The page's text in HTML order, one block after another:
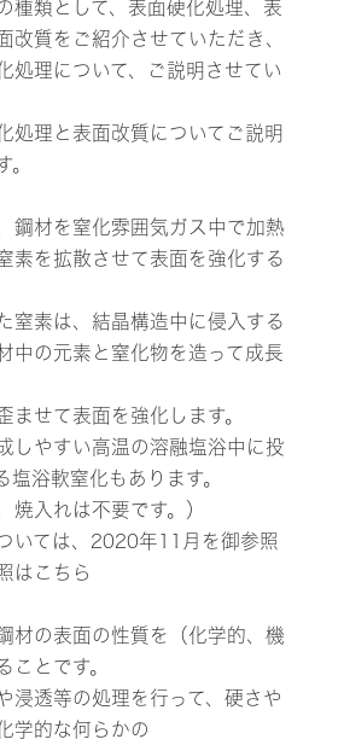
種類として、表面硬化処理、表
改質をご紹介させていただき、
処理について、ご説明させてい
処理と表面改質についてご説明
。
鋼材を窒化雰囲気ガス中で加熱
素を拡散させて表面を強化する
窒素は、結晶構造中に侵入する
中の元素と窒化物を造って成長
ませて表面を強化します。
しやすい高温の溶融塩浴中に投
塩浴軟窒化もあります。
焼入れは不要です。）
いては、2020年11月を御参照
は こちら
材の表面の性質を（化学的、機
ことです。
浸透等の処理を行って、硬さや
学的な何らかの